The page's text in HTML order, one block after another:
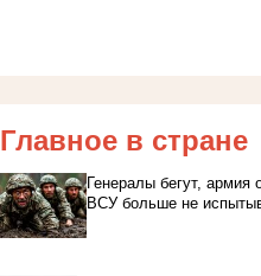
Главное в стране
Генералы бегут, армия
ВСУ больше не